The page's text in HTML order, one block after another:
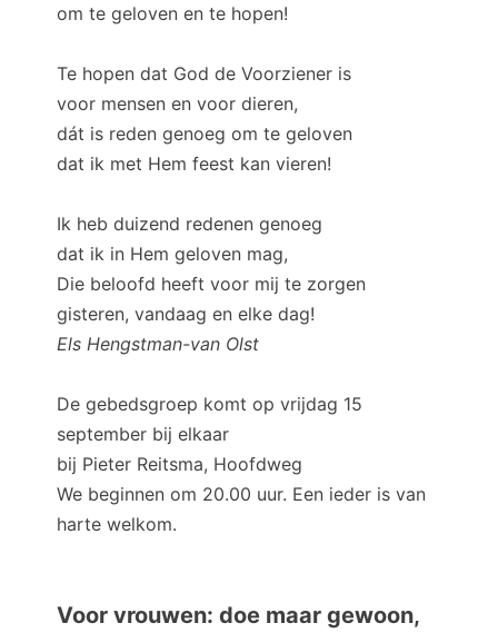
om te geloven en te hopen!
Te hopen dat God de Voorziener is
voor mensen en voor dieren,
dát is reden genoeg om te geloven
dat ik met Hem feest kan vieren!
Ik heb duizend redenen genoeg
dat ik in Hem geloven mag,
Die beloofd heeft voor mij te zorgen
gisteren, vandaag en elke dag!
Els Hengstman-van Olst
De gebedsgroep komt op vrijdag 15
september bij elkaar
bij Pieter Reitsma, Hoofdweg
We beginnen om 20.00 uur. Een ieder is van
harte welkom.
Voor vrouwen: doe maar gewoon,